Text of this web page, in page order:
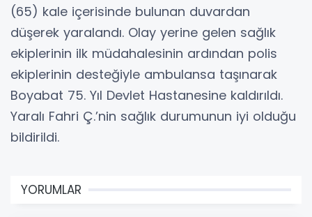
(65) kale içerisinde bulunan duvardan
düşerek yaralandı. Olay yerine gelen sağlık
ekiplerinin ilk müdahalesinin ardından polis
ekiplerinin desteğiyle ambulansa taşınarak
Boyabat 75. Yıl Devlet Hastanesine kaldırıldı.
Yaralı Fahri Ç.’nin sağlık durumunun iyi olduğu
bildirildi.
YORUMLAR